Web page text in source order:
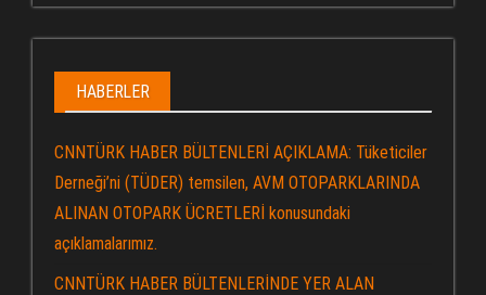
HABERLER
CNNTÜRK HABER BÜLTENLERİ AÇIKLAMA: Tüketiciler
Derneği’ni (TÜDER) temsilen, AVM OTOPARKLARINDA
ALINAN OTOPARK ÜCRETLERİ konusundaki
açıklamalarımız.
CNNTÜRK HABER BÜLTENLERİNDE YER ALAN